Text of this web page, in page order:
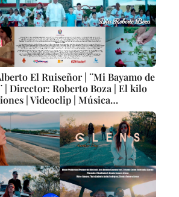
El Ruiseñor | ¨Mi Bayamo de
| Director: Roberto Boza | El kilo
| Videoclip | Música
Popular Cubana | Son | Artistas
| CUBA